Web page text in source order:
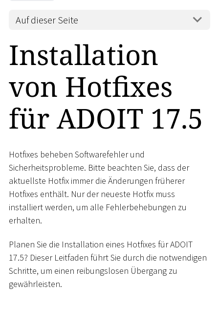
Auf dieser Seite
Installation
von Hotfixes
für ADOIT 17.5
Hotfixes beheben Softwarefehler und
Sicherheitsprobleme. Bitte beachten Sie, dass der
aktuellste Hotfix immer die Änderungen früherer
Hotfixes enthält. Nur der neueste Hotfix muss
installiert werden, um alle Fehlerbehebungen zu
erhalten.
Planen Sie die Installation eines Hotfixes für ADOIT
17.5? Dieser Leitfaden führt Sie durch die notwendigen
Schritte, um einen reibungslosen Übergang zu
gewährleisten.